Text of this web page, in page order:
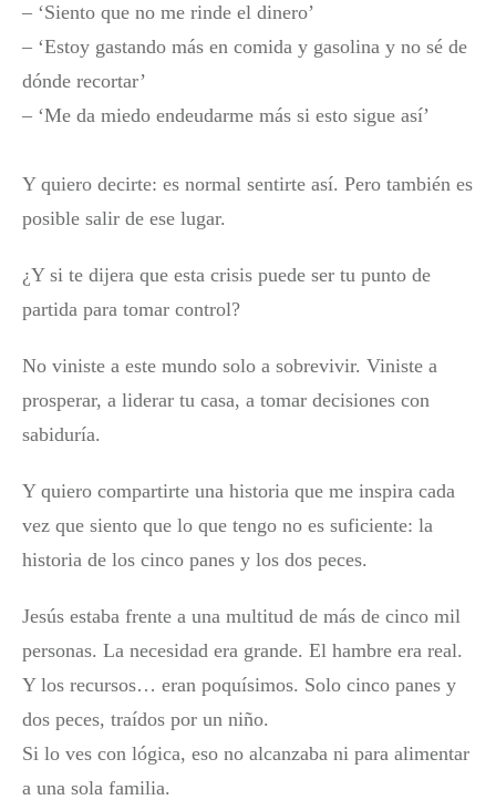
– ‘Siento que no me rinde el dinero’
– ‘Estoy gastando más en comida y gasolina y no sé de
dónde recortar’
– ‘Me da miedo endeudarme más si esto sigue así’
Y quiero decirte: es normal sentirte así. Pero también es
posible salir de ese lugar.
¿Y si te dijera que esta crisis puede ser tu punto de
partida para tomar control?
No viniste a este mundo solo a sobrevivir. Viniste a
prosperar, a liderar tu casa, a tomar decisiones con
sabiduría.
Y quiero compartirte una historia que me inspira cada
vez que siento que lo que tengo no es suficiente: la
historia de los cinco panes y los dos peces.
Jesús estaba frente a una multitud de más de cinco mil
personas. La necesidad era grande. El hambre era real.
Y los recursos… eran poquísimos. Solo cinco panes y
dos peces, traídos por un niño.
Si lo ves con lógica, eso no alcanzaba ni para alimentar
a una sola familia.